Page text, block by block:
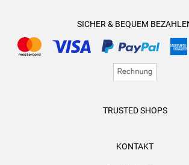
SICHER & BEQUEM
TRUSTED SHOPS
KONTAKT